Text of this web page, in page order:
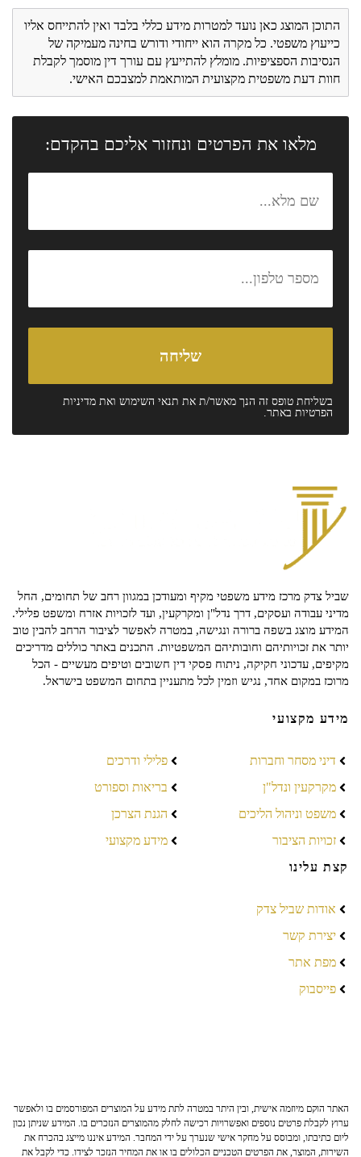
התוכן המוצג כאן נועד למטרות מידע כללי בלבד ואין להתייחס אליו
כייעוץ משפטי. כל מקרה הוא ייחודי ודורש בחינה מעמיקה של
הנסיבות הספציפיות. מומלץ להתייעץ עם עורך דין מוסמך לקבלת
חוות דעת משפטית מקצועית המותאמת למצבכם האישי.
מלאו את הפרטים ונחזור אליכם בהקדם:
בשליחת טופס זה הנך מאשר/ת את תנאי השימוש ואת מדיניות
הפרטיות באתר.
שביל צדק מרכז מידע משפטי מקיף ומעודכן במגוון רחב של תחומים, החל
מדיני עבודה ועסקים, דרך נדל"ן ומקרקעין, ועד לזכויות אזרח ומשפט פלילי.
המידע מוצג בשפה ברורה ונגישה, במטרה לאפשר לציבור הרחב להבין טוב
יותר את זכויותיהם וחובותיהם המשפטיות. התכנים באתר כוללים מדריכים
מקיפים, עדכוני חקיקה, ניתוח פסקי דין חשובים וטיפים מעשיים - הכל
מרוכז במקום אחד, נגיש וזמין לכל מתעניין בתחום המשפט בישראל.
מידע מקצועי
דיני מסחר וחברות
מקרקעין ונדל"ן
משפט וניהול הליכים
זכויות הציבור
פלילי ודרכים
בריאות וספורט
הגנת הצרכן
מידע מקצועי
קצת עלינו
אודות שביל צדק
יצירת קשר
מפת אתר
פייסבוק
האתר הוקם מיוזמה אישית, ובין היתר במטרה לתת מידע על המוצרים המפורסמים בו ולאפשר
ערוץ לקבלת פרטים נוספים ואפשרויות רכישה לחלק מהמוצרים הנזכרים בו. המידע שניתן נכון
ליום כתיבתו, ומבוסס על מחקר אישי שנערך על ידי המחבר. המידע איננו מייצג בהכרח את
השירות, המוצר, את הפרטים הטכניים הכלולים בו או את המחיר הנזכר לצידו. כדי לקבל את